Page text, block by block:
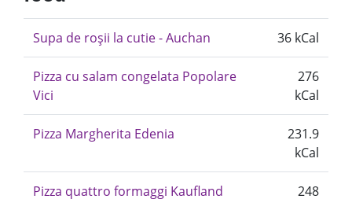
Supa de roșii la cutie - Auchan 36 kCal
Pizza cu salam congelata Popolare
Vici
276
kCal
Pizza Margherita Edenia
231.9
kCal
Pizza quattro formaggi Kaufland
248